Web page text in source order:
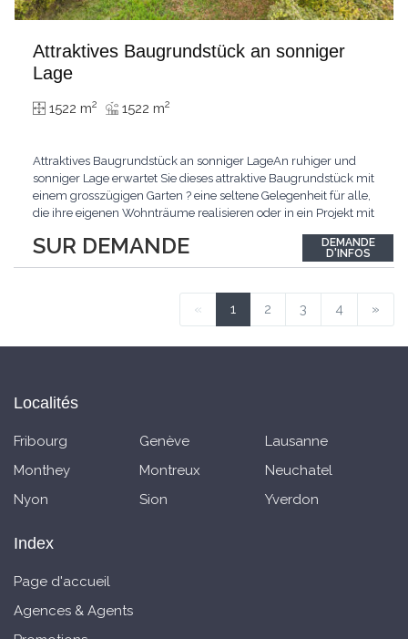
Attraktives Baugrundstück an sonniger
Lage
SUR DEMANDE
1522 m2 1522 m2
Attraktives Baugrundstück an sonniger LageAn ruhiger und
sonniger Lage erwartet Sie dieses attraktive Baugrundstück mit
einem grosszügigen Garten ? eine seltene Gelegenheit für alle,
die ihre eigenen Wohnträume realisieren oder in ein Projekt mit
durch seine ideale Ausrichtung mit viel Tageslicht und einer
angenehmen Privatsphäre. Der...
DEMANDE
D'INFOS
« 1 2 3 4 »
Localités
Fribourg Genève
Lausanne
Monthey
Montreux
Neuchatel
Nyon
Sion Yverdon
Index
Page d'accueil
Agences & Agents